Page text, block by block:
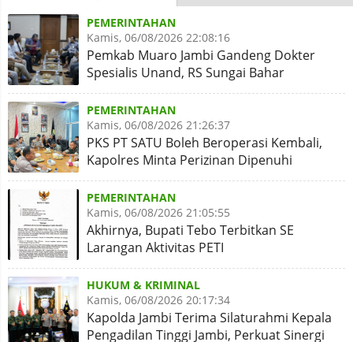
PEMERINTAHAN
Kamis, 06/08/2026 22:08:16
Pemkab Muaro Jambi Gandeng Dokter
Spesialis Unand, RS Sungai Bahar
Disiapkan Naik Kelas
PEMERINTAHAN
Kamis, 06/08/2026 21:26:37
PKS PT SATU Boleh Beroperasi Kembali,
Kapolres Minta Perizinan Dipenuhi
PEMERINTAHAN
Kamis, 06/08/2026 21:05:55
Akhirnya, Bupati Tebo Terbitkan SE
Larangan Aktivitas PETI
HUKUM & KRIMINAL
Kamis, 06/08/2026 20:17:34
Kapolda Jambi Terima Silaturahmi Kepala
Pengadilan Tinggi Jambi, Perkuat Sinergi